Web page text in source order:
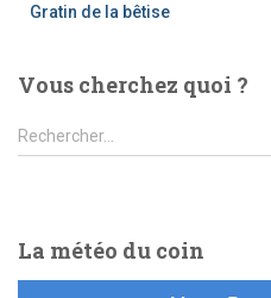
Gratin de la bêtise
Vous cherchez quoi ?
R
e
r
c
Rechercher…
La météo du coin